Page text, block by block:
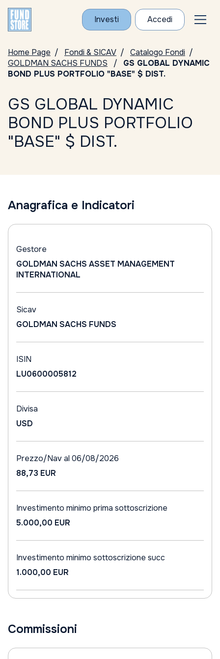
Investi Accedi
Home Page Fondi & SICAV
Catalogo Fondi
GOLDMAN SACHS FUNDS
GS GLOBAL DYNAMIC
BOND PLUS PORTFOLIO "BASE" $ DIST.
GS GLOBAL DYNAMIC
BOND PLUS PORTFOLIO
"BASE" $ DIST.
Anagrafica e Indicatori
Gestore
GOLDMAN SACHS ASSET MANAGEMENT
INTERNATIONAL
Sicav
GOLDMAN SACHS FUNDS
ISIN
LU0600005812
Divisa
USD
Prezzo/Nav al 06/08/2026
88,73 EUR
Investimento minimo prima sottoscrizione
5.000,00 EUR
Investimento minimo sottoscrizione succ
1.000,00 EUR
Commissioni